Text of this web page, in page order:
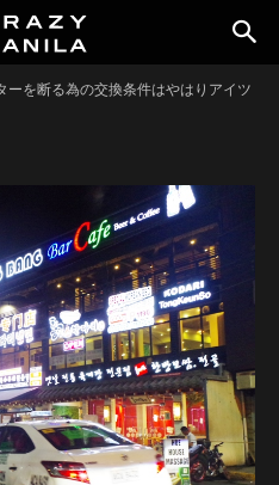
ーを断る為の交換条件はやはりアイツ